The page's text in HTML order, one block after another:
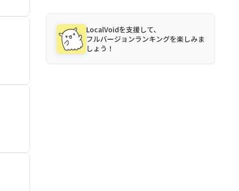
LocalVoidを支援して、
フルバージョンランキングを楽しみま
しょう！